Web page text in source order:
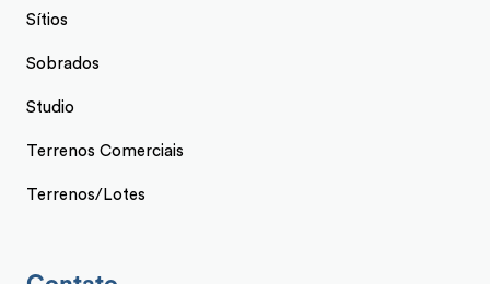
Sítios
Sobrados
Studio
Terrenos Comerciais
Terrenos/Lotes